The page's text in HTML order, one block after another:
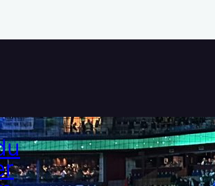
V85 – är allt du behöver
veta om ATG:s nya travspel
28 maj, 2025